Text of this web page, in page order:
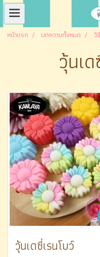
หน้าแรก บทความทั้งหมด วิ
วุ้นเ
วุ้นเดซี่เรนโบว์